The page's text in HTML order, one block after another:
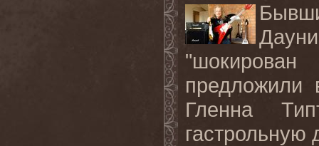
предложили
Гленна
гастрольную